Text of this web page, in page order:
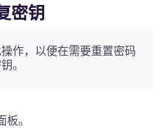
密钥
作，以便在需要重置密码
。
。